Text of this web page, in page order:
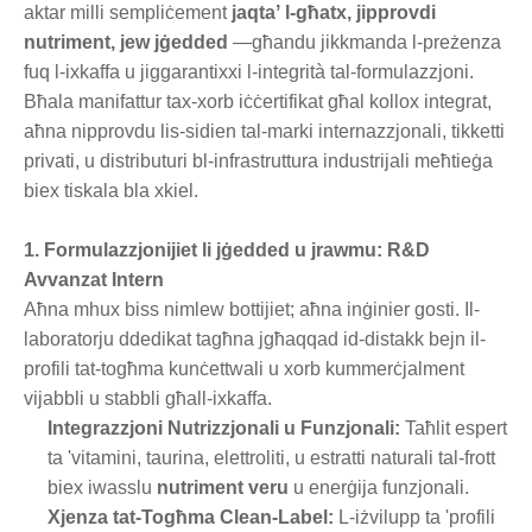
aktar milli sempliċement jaqtaʼ l-għatx, jipprovdi
nutriment, jew jġedded —għandu jikkmanda l-preżenza
fuq l-ixkaffa u jiggarantixxi l-integrità tal-formulazzjoni.
Bħala manifattur tax-xorb iċċertifikat għal kollox integrat,
aħna nipprovdu lis-sidien tal-marki internazzjonali, tikketti
privati, u distributuri bl-infrastruttura industrijali meħtieġa
biex tiskala bla xkiel.
1. Formulazzjonijiet li jġedded u jrawmu: R&D
Avvanzat Intern
Aħna mhux biss nimlew bottijiet; aħna inġinier gosti. Il-
laboratorju ddedikat tagħna jgħaqqad id-distakk bejn il-
profili tat-togħma kunċettwali u xorb kummerċjalment
vijabbli u stabbli għall-ixkaffa.
Integrazzjoni Nutrizzjonali u Funzjonali: Taħlit espert
ta 'vitamini, taurina, elettroliti, u estratti naturali tal-frott
biex iwasslu nutriment veru u enerġija funzjonali.
Xjenza tat-Togħma Clean-Label: L-iżvilupp ta 'profili